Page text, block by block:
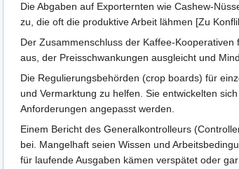
Die Abgaben auf Exporternten wie Cashew-
zu, die oft die produktive Arbeit lähmen [Zu
Der Zusammenschluss der Kaffee-
aus, der Preisschwankungen ausgleicht und
Die Regulierungsbehörden (crop boards) für
und Vermarktung zu helfen. Sie entwickelten
Anforderungen angepasst werden.
Einem Bericht des Generalkontrolleurs
bei. Mangelhaft seien Wissen und
für laufende Ausgaben kämen verspätet oder